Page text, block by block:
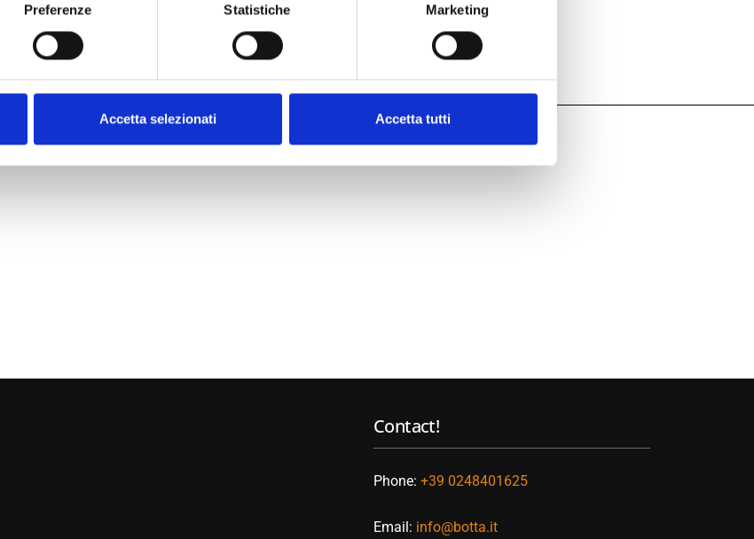
Preferenze Statistiche Marketing
Accetta selezionati Accetta tutti
Contact!
Phone: +39 0248401625
Email: info@botta.it